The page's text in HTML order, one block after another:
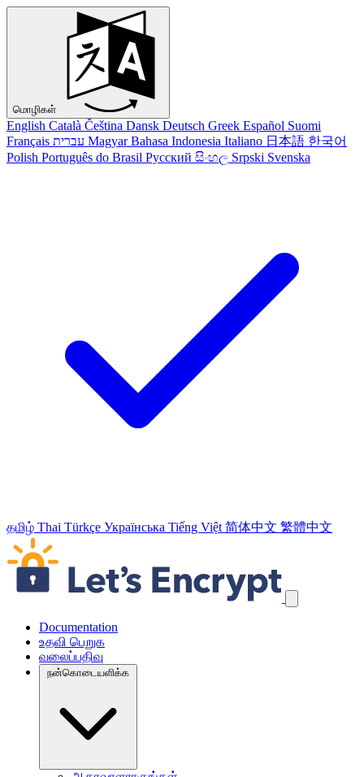
மொழிகள்
English Català Čeština Dansk Deutsch Greek Español Suomi
Français עברית Magyar Bahasa Indonesia Italiano 日本語 한국어
Polish Português do Brasil Русский සිංහල Srpski Svenska
தமிழ் Thai Türkçe Українська Tiếng Việt 简体中文 繁體中文
வழிச்செலுத்தல் இணைப்புக்களைத் தவிர்க்கவும்
Documentation
உதவி பெறுக
வலைப்பதிவு
நன்கொடையளிக்க